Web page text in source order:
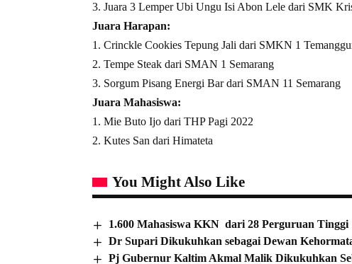
3. Juara 3 Lemper Ubi Ungu Isi Abon Lele dari SMK
Juara Harapan:
1. Crinckle Cookies Tepung Jali dari SMKN 1
2. Tempe Steak dari SMAN 1 Semarang
3. Sorgum Pisang Energi Bar dari SMAN 11 Semarang
Juara Mahasiswa:
1. Mie Buto Ijo dari THP Pagi 2022
2. Kutes San dari Himateta
You Might Also Like
1.600 Mahasiswa KKN dari 28 Perguruan
Dr Supari Dikukuhkan sebagai Dewan
Pj Gubernur Kaltim Akmal Malik Dikukuhkan